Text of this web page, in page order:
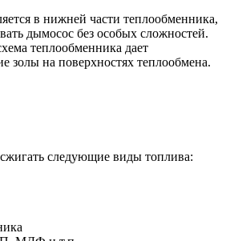
в нижней части теплообменника,
дымосос без особых сложностей.
теплообменника дает
золы на поверхностях теплообмена.
сжигать следующие виды топлива: